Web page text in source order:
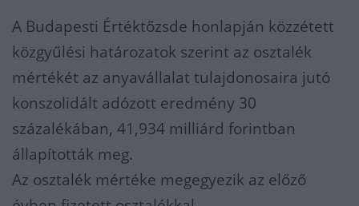
A Budapesti Értéktőzsde honlapján közzétett
közgyűlési határozatok szerint az osztalék
mértékét az anyavállalat tulajdonosaira jutó
konszolidált adózott eredmény 30
százalékában, 41,934 milliárd forintban
állapították meg.
Az osztalék mértéke megegyezik az előző